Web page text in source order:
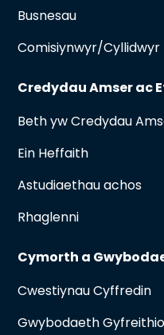
Busnesau
Comisiynwyr/Cyllidwyr
Credydau Amser ac
Beth yw Credydau
Ein Heffaith
Astudiaethau achos
Rhaglenni
Cymorth a
Cwestiynau Cyffredin
Gwybodaeth